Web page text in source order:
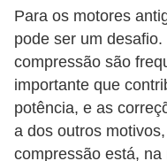
Para os motores
pode ser um
compressão são
importante que
potência, e as
a dos outros
compressão está,
o
t
e
r
s
R